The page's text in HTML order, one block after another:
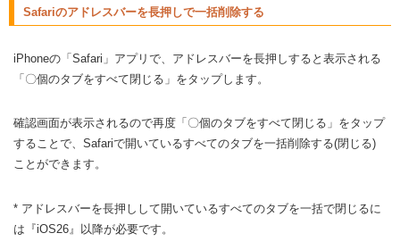
Safariのアドレスバーを長押しで一括削除する
iPhoneの「Safari」アプリで、アドレスバーを長押しすると表示される
「〇個のタブをすべて閉じる」をタップします。
確認画面が表示されるので再度「〇個のタブをすべて閉じる」をタップ
することで、Safariで開いているすべてのタブを一括削除する(閉じる)
ことができます。
* アドレスバーを長押しして開いているすべてのタブを一括で閉じるに
は『iOS26』以降が必要です。